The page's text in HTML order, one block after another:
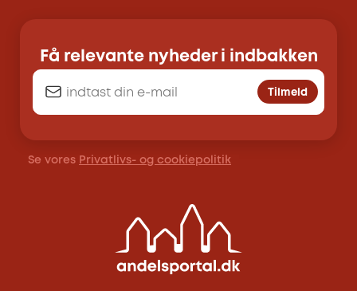
Få relevante nyheder i indbakken
Tilmeld
Se vores Privatlivs- og cookiepolitik